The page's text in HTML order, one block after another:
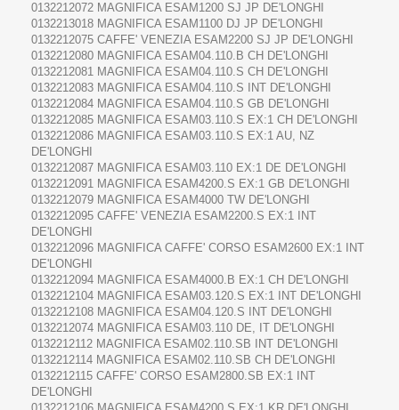
0132212072 MAGNIFICA ESAM1200 SJ JP DE'LONGHI
0132213018 MAGNIFICA ESAM1100 DJ JP DE'LONGHI
0132212075 CAFFE' VENEZIA ESAM2200 SJ JP DE'LONGHI
0132212080 MAGNIFICA ESAM04.110.B CH DE'LONGHI
0132212081 MAGNIFICA ESAM04.110.S CH DE'LONGHI
0132212083 MAGNIFICA ESAM04.110.S INT DE'LONGHI
0132212084 MAGNIFICA ESAM04.110.S GB DE'LONGHI
0132212085 MAGNIFICA ESAM03.110.S EX:1 CH DE'LONGHI
0132212086 MAGNIFICA ESAM03.110.S EX:1 AU, NZ
DE'LONGHI
0132212087 MAGNIFICA ESAM03.110 EX:1 DE DE'LONGHI
0132212091 MAGNIFICA ESAM4200.S EX:1 GB DE'LONGHI
0132212079 MAGNIFICA ESAM4000 TW DE'LONGHI
0132212095 CAFFE' VENEZIA ESAM2200.S EX:1 INT
DE'LONGHI
0132212096 MAGNIFICA CAFFE' CORSO ESAM2600 EX:1 INT
DE'LONGHI
0132212094 MAGNIFICA ESAM4000.B EX:1 CH DE'LONGHI
0132212104 MAGNIFICA ESAM03.120.S EX:1 INT DE'LONGHI
0132212108 MAGNIFICA ESAM04.120.S INT DE'LONGHI
0132212074 MAGNIFICA ESAM03.110 DE, IT DE'LONGHI
0132212112 MAGNIFICA ESAM02.110.SB INT DE'LONGHI
0132212114 MAGNIFICA ESAM02.110.SB CH DE'LONGHI
0132212115 CAFFE' CORSO ESAM2800.SB EX:1 INT
DE'LONGHI